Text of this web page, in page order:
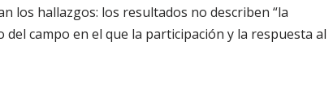
los hallazgos: los resultados no describen “la
campo en el que la participación y la respuesta al